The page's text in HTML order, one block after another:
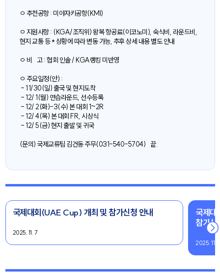
ㅇ 추천공항 : 미야자키공항(KMI)
ㅇ 지원사항 : (KGA/조직위) 왕복 항공료(이코노미), 숙식비, 라운드비,
현지 교통 등 * 상황에 따라 변동 가능, 추후 상세 내용 별도 안내
ㅇ 비 고 : 협회 인솔 / KGA랭킹 미반영
ㅇ 주요일정(안) :
- 11/30(일) 출국 및 현지도착
- 12/ 1(월) 연습라운드, 선수등록
- 12/ 2(화)-3(수) 본 대회 1~2R
- 12/ 4(목) 본 대회 FR, 시상식
- 12/ 5(금) 현지 출발 및 귀국
(문의) 국제교류팀 김건동 주무(031-540-5704) 끝.
국제대회(UAE Cup) 개최 및 참가신청 안내
2025. 11. 7
국제대
참가신
2025. 11.